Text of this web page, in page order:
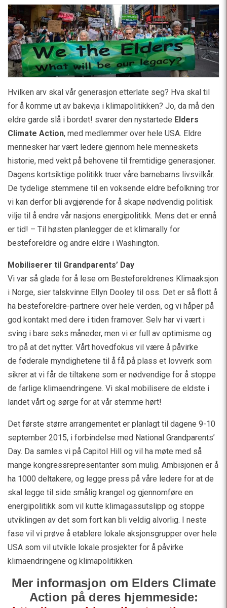
Hvilken arv skal vår generasjon etterlate seg? Hva skal til
for å komme ut av bakevja i klimapolitikken? Jo, da må den
eldre garde slå i bordet! svarer den nystartede Elders
Climate Action, med medlemmer over hele USA. Eldre
mennesker har vært ledere gjennom hele menneskets
historie, med vekt på behovene til fremtidige generasjoner.
Dagens kortsiktige politikk truer våre barnebarns livsvilkår.
De tydelige stemmene til en voksende eldre befolkning tror
vi kan derfor bli avgjørende for å skape nødvendig politisk
vilje til å endre vår nasjons energipolitikk. Mens det er ennå
er tid! – Til høsten planlegger de et klimarally for
besteforeldre og andre eldre i Washington.
Mobiliserer til Grandparents’ Day
Vi var så glade for å lese om Besteforeldrenes Klimaaksjon
i Norge, sier talskvinne Ellyn Dooley til oss. Det er så flott å
ha besteforeldre-partnere over hele verden, og vi håper på
god kontakt med dere i tiden framover. Selv har vi vært i
sving i bare seks måneder, men vi er full av optimisme og
tro på at det nytter. Vårt hovedfokus vil være å påvirke
de føderale myndighetene til å få på plass et lovverk som
sikrer at vi får de tiltakene som er nødvendige for å stoppe
de farlige klimaendringene. Vi skal mobilisere de eldste i
landet vårt og sørge for at vår stemme hørt!
Det første større arrangementet er planlagt til dagene 9-10
september 2015, i forbindelse med National Grandparents’
Day. Da samles vi på Capitol Hill og vil ha møte med så
mange kongressrepresentanter som mulig. Ambisjonen er å
ha 1000 deltakere, og legge press på våre ledere for at de
skal legge til side smålig krangel og gjennomføre en
energipolitikk som vil kutte klimagassutslipp og stoppe
utviklingen av det som fort kan bli veldig alvorlig. I neste
fase vil vi prøve å etablere lokale aksjonsgrupper over hele
USA som vil utvikle lokale prosjekter for å påvirke
klimaendringene og klimapolitikken.
Mer informasjon om Elders Climate
Action på deres hjemmeside: